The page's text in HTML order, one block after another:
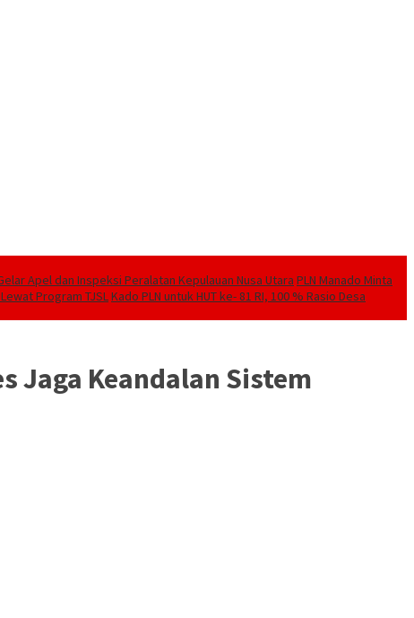
Apel dan Inspeksi Peralatan Kepulauan Nusa Utara PLN Manado Minta
Program TJSLKado PLN untuk HUT ke- 81 RI, 100 % Rasio Desa
Jaga Keandalan Sistem